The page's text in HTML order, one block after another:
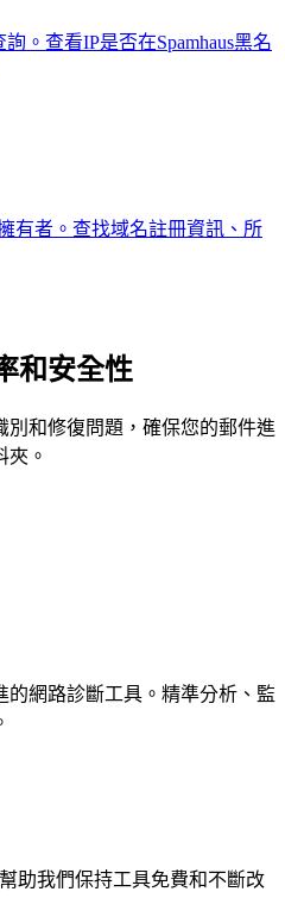
。查看IP是否在Spamhaus黑名
有者。查找域名註冊資訊、所
和安全性
別和修復問題，確保您的郵件進
夾。
網路診斷工具。精準分析、監
助我們保持工具免費和不斷改